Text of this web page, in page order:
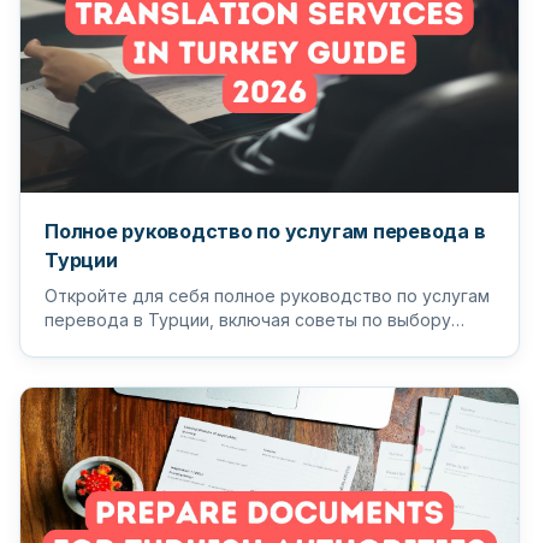
Полное руководство по услугам перевода в
Турции
Откройте для себя полное руководство по услугам
перевода в Турции, включая советы по выбору